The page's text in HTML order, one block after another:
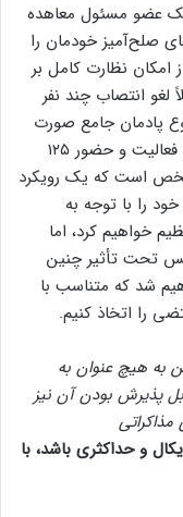
یک عضو مسئول معاهده
صلح‌آمیز خودمان را
امکان نظارت کامل بر
لغو انتصاب چند نفر
پادمان جامع صورت
گرفته، بزرگ‌نمایی کنید و از طرف دیگر، ادامه فعالیت و حضور ۱۲۵
است که یک رویکرد
را با توجه به
خواهیم کرد، اما
تحت تأثیر چنین
شد که متناسب با
را اتخاذ کنیم.
به هیچ عنوان به
پذیرش بودن آن نیز
و حداکثری باشد، با